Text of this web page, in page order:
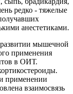
редко - тяжелые
анестетиками.
мышечной
применения
в ОИТ.
применении
взаимосвязь